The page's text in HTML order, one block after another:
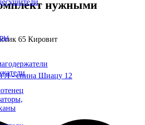
нужными
65 Кировит
Л - спина Шиацу 12